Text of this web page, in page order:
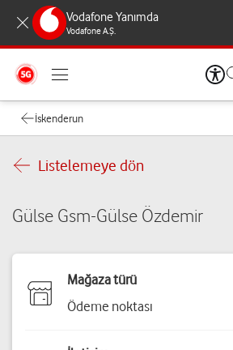
Vodafone Yanımda
Vodafone A.Ş.
İskenderun
Listelemeye dön
Gülse Gsm-Gülse Özdemir
Mağaza türü
Ödeme noktası